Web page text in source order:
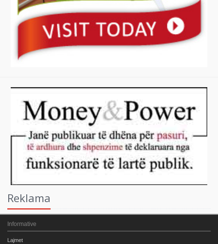
Reklama
Informative
Lajmet